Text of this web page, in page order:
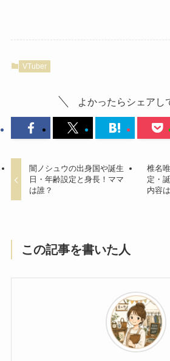
VTuber
よかったらシェアし
闇ノシュウの出身国や誕生
日・年齢設定と身長！ママ
は誰？
椎名
定・
内容
この記事を書いた人